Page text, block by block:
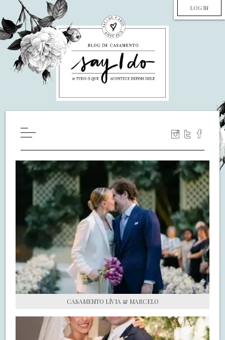
LOG IN
WILL YOU MARRY ME?
LUA DE MEL
COZINHA
DECORAÇÃO
DE NOIVA PRA NOIVA
S.O.S CASADAS
FALE COM O SAY I DO
CASAMENTO LÍVIA & MARCELO